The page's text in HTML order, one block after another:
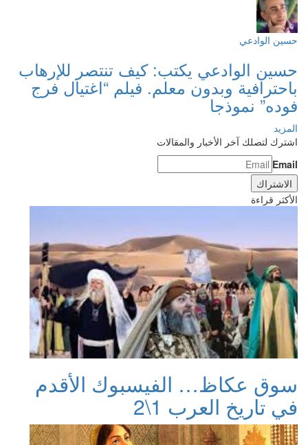
حسين الوادعي
حسين الوادعي يكتب: كيف تنتصر للإرهاب
باحترافية وبدون معلم. فيلم “اغتيال فرج
فوده” نموذجا
المزيد
اشترك لتصلك آخر الأخبار والمقالات
Email
الأكثر قراءة
سوق عكاظ… الفيسبوك الأقدم
في تاريخ العرب 1\2